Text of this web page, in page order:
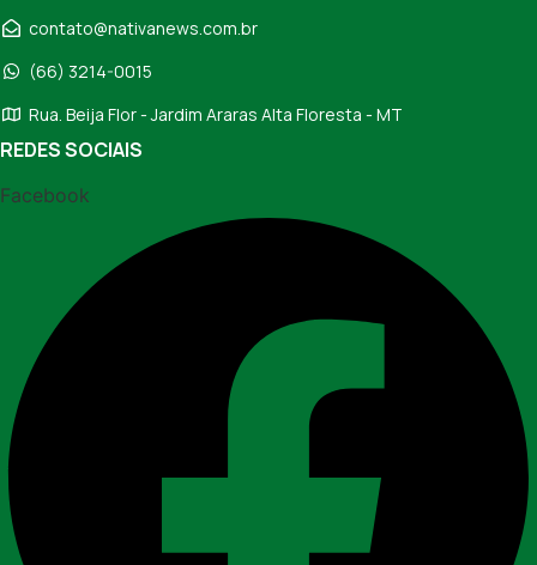
contato@nativanews.com.br
(66) 3214-0015
Rua. Beija Flor - Jardim Araras Alta Floresta - MT
REDES SOCIAIS
Facebook